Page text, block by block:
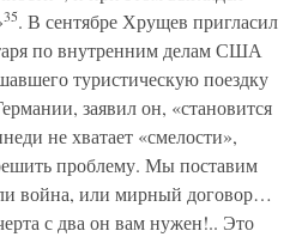
35. В сентябре Хрущев пригласил
по внутренним делам США
туристическую поездку
заявил он, «становится
не хватает «смелости»,
проблему. Мы поставим
война, или мирный договор…
с два он вам нужен!.. Это